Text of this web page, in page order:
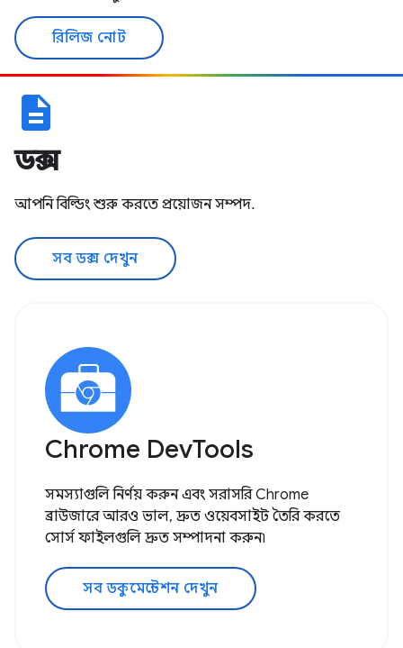
রিলিজ নোট
description
ডক্স
আপনি বিল্ডিং শুরু করতে প্রয়োজন সম্পদ.
সব ডক্স দেখুন
Chrome DevTools
সমস্যাগুলি নির্ণয় করুন এবং সরাসরি Chrome
ব্রাউজারে আরও ভাল, দ্রুত ওয়েবসাইট তৈরি করতে
সোর্স ফাইলগুলি দ্রুত সম্পাদনা করুন৷
সব ডকুমেন্টেশন দেখুন